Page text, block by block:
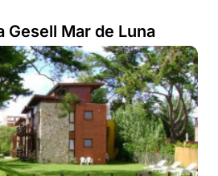
Gesell Mar de Luna